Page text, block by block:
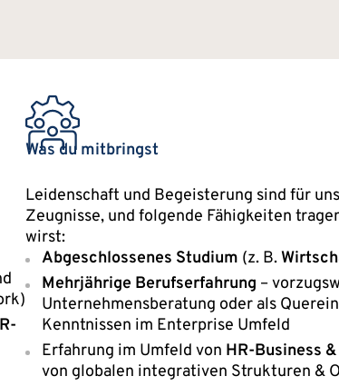
Was du mitbringst
Leidenschaft und Begeisterung sind für
Zeugnisse, und folgende Fähigkeiten
wirst:
Abgeschlossenes Studium (z. B.
Mehrjährige Berufserfahrung –
Unternehmensberatung oder als
Kenntnissen im Enterprise Umfeld
Erfahrung im Umfeld von HR-Business
von globalen integrativen Strukturen &